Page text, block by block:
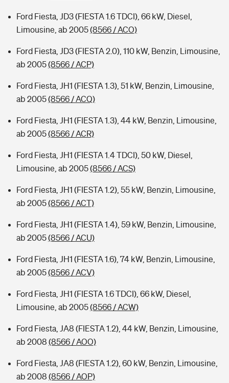
Ford Fiesta, JD3 (FIESTA 1.6 TDCI), 66 kW, Diesel,
Limousine, ab 2005(8566 / ACO)
Ford Fiesta, JD3 (FIESTA 2.0), 110 kW, Benzin, Limousine,
ab 2005(8566 / ACP)
Ford Fiesta, JH1 (FIESTA 1.3), 51 kW, Benzin, Limousine,
ab 2005(8566 / ACQ)
Ford Fiesta, JH1 (FIESTA 1.3), 44 kW, Benzin, Limousine,
ab 2005(8566 / ACR)
Ford Fiesta, JH1 (FIESTA 1.4 TDCI), 50 kW, Diesel,
Limousine, ab 2005(8566 / ACS)
Ford Fiesta, JH1 (FIESTA 1.2), 55 kW, Benzin, Limousine,
ab 2005(8566 / ACT)
Ford Fiesta, JH1 (FIESTA 1.4), 59 kW, Benzin, Limousine,
ab 2005(8566 / ACU)
Ford Fiesta, JH1 (FIESTA 1.6), 74 kW, Benzin, Limousine,
ab 2005(8566 / ACV)
Ford Fiesta, JH1 (FIESTA 1.6 TDCI), 66 kW, Diesel,
Limousine, ab 2005(8566 / ACW)
Ford Fiesta, JA8 (FIESTA 1.2), 44 kW, Benzin, Limousine,
ab 2008 (8566 / AOO)
Ford Fiesta, JA8 (FIESTA 1.2), 60 kW, Benzin, Limousine,
ab 2008 (8566 / AOP)